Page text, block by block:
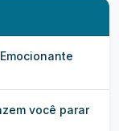
você parar